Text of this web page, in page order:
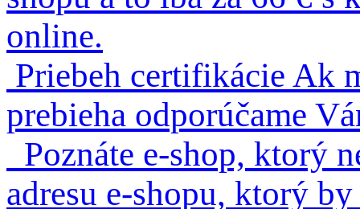
online.
Priebeh certifikácie Ak
prebieha odporúčame
Poznáte e-shop, ktorý
adresu e-shopu, ktorý